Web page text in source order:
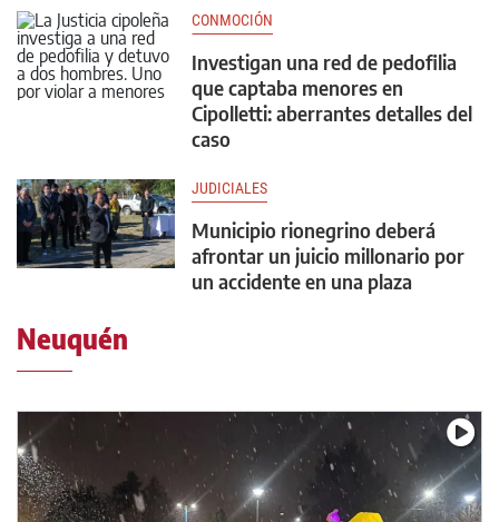
CONMOCIÓN
Investigan una red de pedofilia
que captaba menores en
Cipolletti: aberrantes detalles del
caso
JUDICIALES
Municipio rionegrino deberá
afrontar un juicio millonario por
un accidente en una plaza
Neuquén